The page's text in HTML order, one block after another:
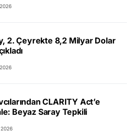
2. Çeyrekte 8,2 Milyar Dolar
CLARITY Act’e
Beyaz Saray Tepkili